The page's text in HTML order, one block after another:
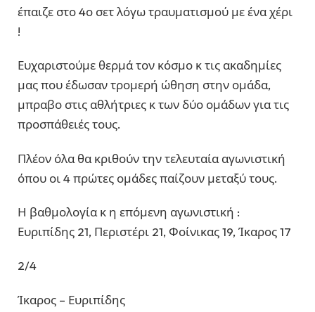
έπαιζε στο 4ο σετ λόγω τραυματισμού με ένα χέρι
!
Ευχαριστούμε θερμά τον κόσμο κ τις ακαδημίες
μας που έδωσαν τρομερή ώθηση στην ομάδα,
μπραβο στις αθλήτριες κ των δύο ομάδων για τις
προσπάθειές τους.
Πλέον όλα θα κριθούν την τελευταία αγωνιστική
όπου οι 4 πρώτες ομάδες παίζουν μεταξύ τους.
Η βαθμολογία κ η επόμενη αγωνιστική :
Ευριπίδης 21, Περιστέρι 21, Φοίνικας 19, Ίκαρος 17
2/4
Ίκαρος – Ευριπίδης